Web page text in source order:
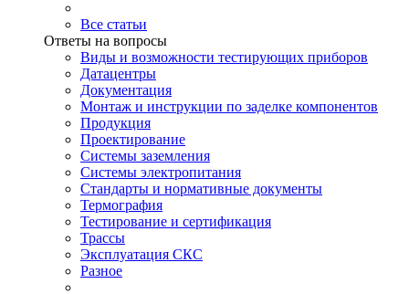
Все статьи
Ответы на вопросы
Виды и возможности тестирующих приборов
Датацентры
Документация
Монтаж и инструкции по заделке компонентов
Продукция
Проектирование
Системы заземления
Системы электропитания
Стандарты и нормативные документы
Термография
Тестирование и сертификация
Трассы
Эксплуатация СКС
Разное